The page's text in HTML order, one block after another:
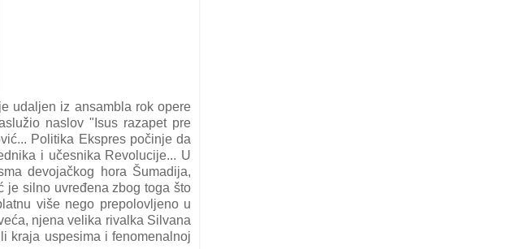
udaljen iz ansambla rok opere
naslov "Isus razapet pre
Politika Ekspres počinje da
i učesnika Revolucije... U
devojačkog hora Šumadija,
je silno uvređena zbog toga što
više nego prepolovljeno u
njena velika rivalka Silvana
kraja uspesima i fenomenalnoj